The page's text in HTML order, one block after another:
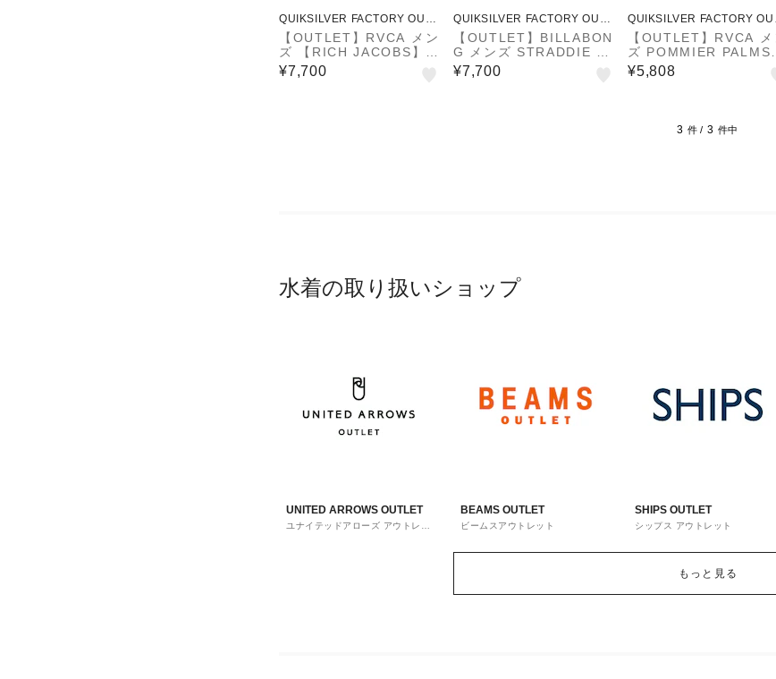
QUIKSILVER FACTORY OUTL
ET STORE
【OUTLET】RVCA メン
ズ 【RICH JACOBS】 J
ACOBS ARCHIVE TRU
NK 16 ボードショーツ
¥7,700
QUIKSILVER FACTORY OUTL
ET STORE
【OUTLET】BILLABON
G メンズ STRADDIE P
RO ボードショーツ 【2
025年春夏モデル】
¥7,700
QUIKSILVER FACTORY
ET STORE
【OUTLET】RVCA メ
ズ POMMIER PALMS
LASTI ボードショーツ/
サーフトランクス BN4
¥5,808
3 件 / 3 件中
水着の取り扱いショップ
UNITED ARROWS OUTLET
ユナイテッドアローズ アウトレッ
BEAMS OUTLET
ビームスアウトレット
SHIPS OUTLET
シップス アウトレット
もっと見る